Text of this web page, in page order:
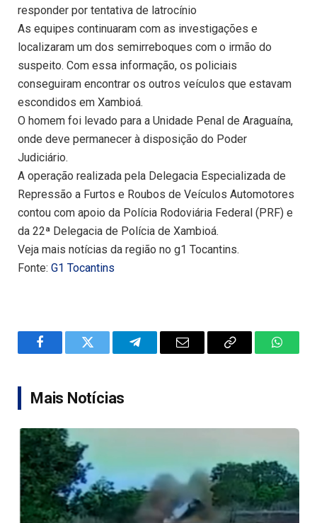
responder por tentativa de latrocínio
As equipes continuaram com as investigações e
localizaram um dos semirreboques com o irmão do
suspeito. Com essa informação, os policiais
conseguiram encontrar os outros veículos que estavam
escondidos em Xambioá.
O homem foi levado para a Unidade Penal de Araguaína,
onde deve permanecer à disposição do Poder
Judiciário.
A operação realizada pela Delegacia Especializada de
Repressão a Furtos e Roubos de Veículos Automotores
contou com apoio da Polícia Rodoviária Federal (PRF) e
da 22ª Delegacia de Polícia de Xambioá.
Veja mais notícias da região no g1 Tocantins.
Fonte: G1 Tocantins
FacebookTwitter TelegramEmail
Copy
Mais Notícias